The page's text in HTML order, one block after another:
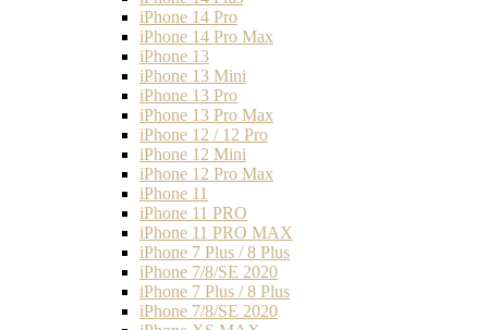
iPhone 14 Pro
iPhone 14 Pro Max
iPhone 13
iPhone 13 Mini
iPhone 13 Pro
iPhone 13 Pro Max
iPhone 12 / 12 Pro
iPhone 12 Mini
iPhone 12 Pro Max
iPhone 11
iPhone 11 PRO
iPhone 11 PRO MAX
iPhone 7 Plus / 8 Plus
iPhone 7/8/SE 2020
iPhone 7 Plus / 8 Plus
iPhone 7/8/SE 2020